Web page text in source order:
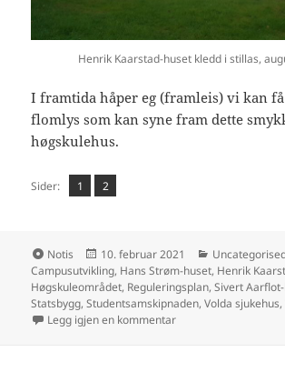
Henrik Kaarstad-huset kledd i stillas,
I framtida håper eg (framleis) vi kan få
flomlys som kan syne fram dette
høgskulehus.
Sider: Side
1 ,
Side
2
Format
Notis Publisert
10. februar 2021 Kategorier
Campusutvikling, Hans Strøm-huset, Henrik
Høgskuleområdet, Reguleringsplan,Sivert
Statsbygg,Studentsamskipnaden,Volda sjukehus,
Legg igjen en kommentartil Høgskuleområdet